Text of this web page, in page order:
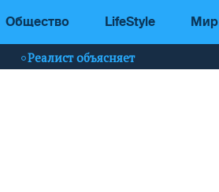
Общество LifeStyle Мир
Реалист объясняет